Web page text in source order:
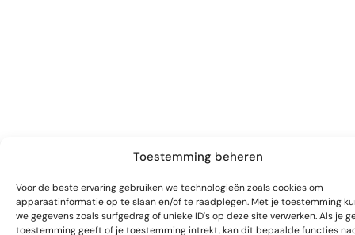
Toestemming beheren
Voor de beste ervaring gebruiken we technologieën zoals cookies om
apparaatinformatie op te slaan en/of te raadplegen. Met je toestemming
we gegevens zoals surfgedrag of unieke ID's op deze site verwerken. Als je
toestemming geeft of je toestemming intrekt, kan dit bepaalde functies